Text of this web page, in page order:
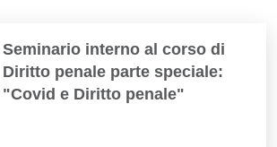
Seminario interno al corso di
Diritto penale parte speciale:
"Covid e Diritto penale"